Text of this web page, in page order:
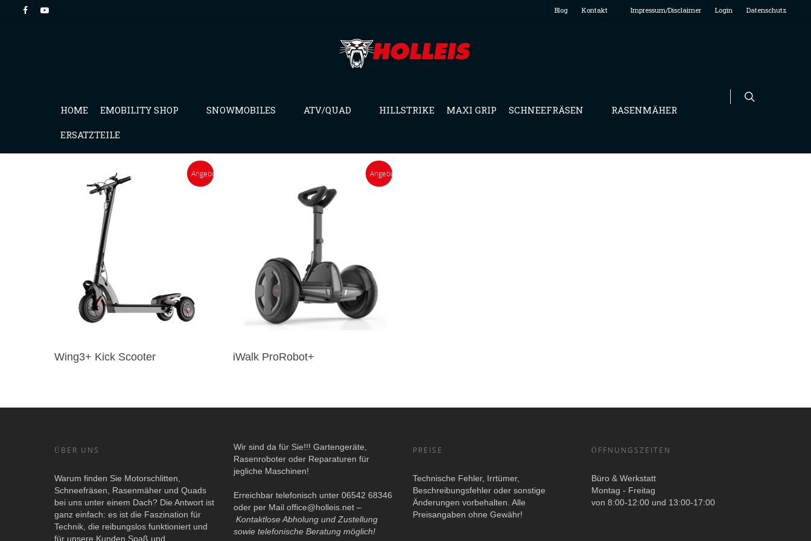
Blog Kontakt Impressum/Disclaimer Login Datenschutz
HOME EMOBILITY SHOP SNOWMOBILES ATV/QUAD HILLSTRIKE MAXI GRIP SCHNEEFRÄSEN RASENMÄHER
ERSATZTEILE
Angebot!
Wing3+ Kick Scooter
Angebot!
iWalk ProRobot+
ÜBER UNS
Warum finden Sie Motorschlitten,
Schneefräsen, Rasenmäher und Quads
bei uns unter einem Dach? Die Antwort ist
ganz einfach: es ist die Faszination für
Technik, die reibungslos funktioniert und
für unsere Kunden Spaß und
Wir sind da für Sie!!! Gartengeräte,
Rasenroboter oder Reparaturen für
jegliche Maschinen!
Erreichbar telefonisch unter 06542 68346
oder per Mail office@holleis.net–
Kontaktlose Abholung und Zustellung
sowie telefonische Beratung möglich!
PREISE
Technische Fehler, Irrtümer,
Beschreibungsfehler oder sonstige
Änderungen vorbehalten. Alle
Preisangaben ohne Gewähr!
ÖFFNUNGSZEITEN
Büro & Werkstatt
Montag - Freitag
von 8:00-12:00 und 13:00-17:00